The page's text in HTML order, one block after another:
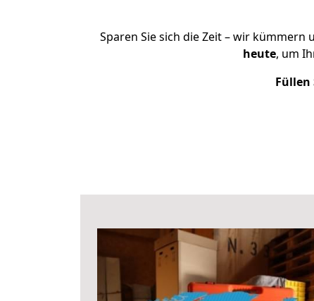
Sparen Sie sich die Zeit – wir kümmern
heute, um
Füllen